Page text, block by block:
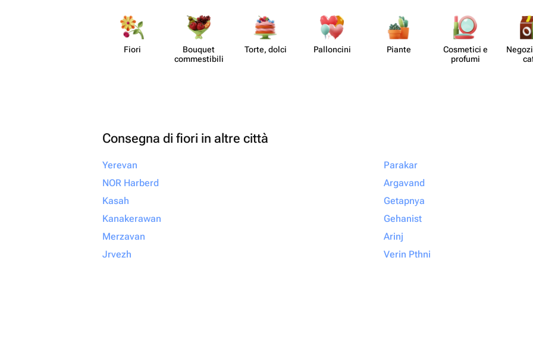
Fiori
Bouquet
commes​tibili
Torte, dolci Pall​oncini Piante
Cosmetici e
profumi
Consegna di fiori in altre città
Yerevan
NOR Harberd
Kasah
Kanakerawan
Merzavan
Jrvezh
Parakar
Argavand
Getapnya
Gehanist
Arinj
Verin Pthni